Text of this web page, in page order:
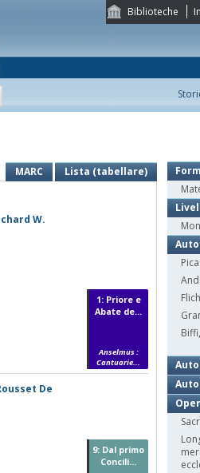
Biblioteche
MARC
Lista (tabellare)
W.
1: Priore e
Abate de...
Anselmus :
Cantuarie...
De
9: Dal primo
Concili...